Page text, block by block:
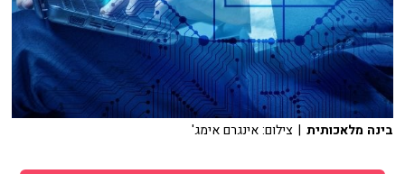
בינה מלאכותית | צילום: אינגרם אימג'